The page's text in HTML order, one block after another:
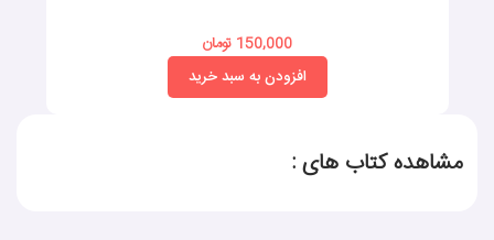
150,000 تومان
افزودن به سبد خرید
مشاهده کتاب های :